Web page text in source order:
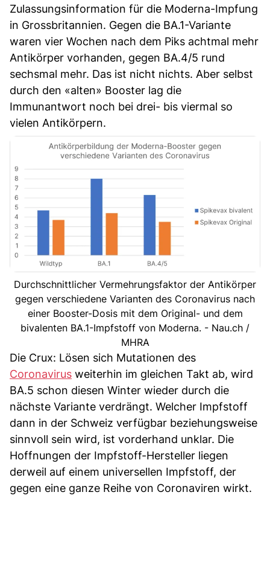
Zulassungsinformation für die Moderna-Impfung
in Grossbritannien. Gegen die BA.1-Variante
waren vier Wochen nach dem Piks achtmal mehr
Antikörper vorhanden, gegen BA.4/5 rund
sechsmal mehr. Das ist nicht nichts. Aber selbst
durch den «alten» Booster lag die
Immunantwort noch bei drei- bis viermal so
vielen Antikörpern.
Durchschnittlicher Vermehrungsfaktor der Antikörper
gegen verschiedene Varianten des Coronavirus nach
einer Booster-Dosis mit dem Original- und dem
bivalenten BA.1-Impfstoff von Moderna. - Nau.ch /
MHRA
Die Crux: Lösen sich Mutationen des
Coronavirus weiterhin im gleichen Takt ab, wird
BA.5 schon diesen Winter wieder durch die
nächste Variante verdrängt. Welcher Impfstoff
dann in der Schweiz verfügbar beziehungsweise
sinnvoll sein wird, ist vorderhand unklar. Die
Hoffnungen der Impfstoff-Hersteller liegen
derweil auf einem universellen Impfstoff, der
gegen eine ganze Reihe von Coronaviren wirkt.